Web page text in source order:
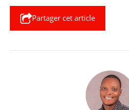
Partager cet article